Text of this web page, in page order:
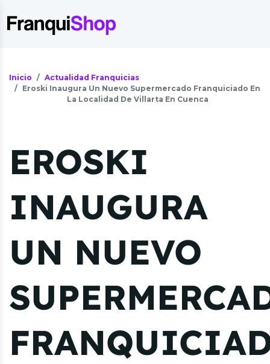
Inicio
Actualidad Franquicias
Eroski Inaugura Un Nuevo Supermercado Franquiciado En
La Localidad De Villarta En Cuenca
EROSKI
INAUGURA
UN NUEVO